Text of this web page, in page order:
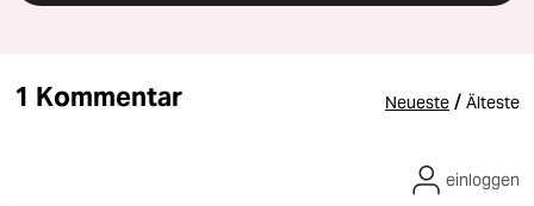
1 Kommentar Neueste / Älteste
einloggen